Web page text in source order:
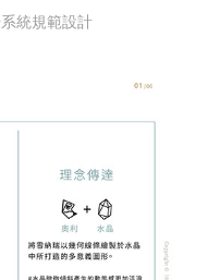
統規範設計